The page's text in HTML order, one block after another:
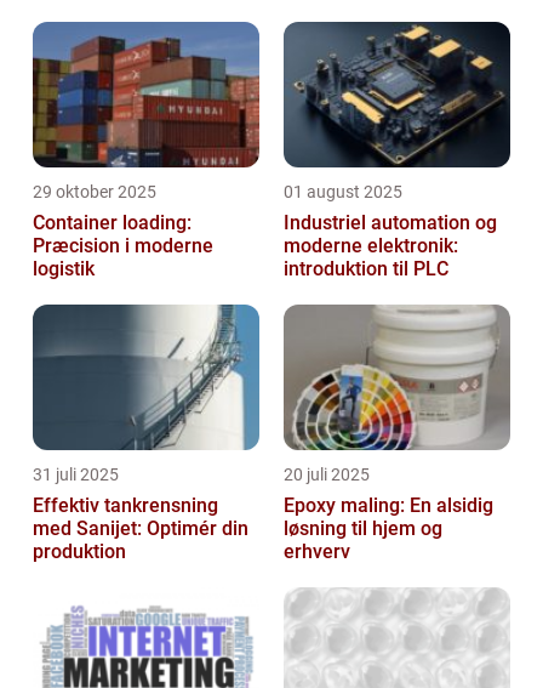
29 oktober 2025
Container loading:
Præcision i moderne
logistik
01 august 2025
Industriel automation og
moderne elektronik:
introduktion til PLC
31 juli 2025
Effektiv tankrensning
med Sanijet: Optimér din
produktion
20 juli 2025
Epoxy maling: En alsidig
løsning til hjem og
erhverv